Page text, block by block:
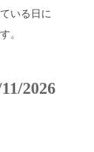
いる日に
。
2026